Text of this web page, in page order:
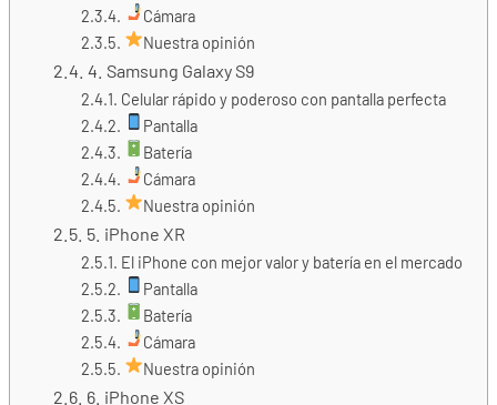
Cámara
Nuestra opinión
4. Samsung Galaxy S9
Celular rápido y poderoso con pantalla perfecta
Pantalla
Batería
Cámara
Nuestra opinión
5. iPhone XR
El iPhone con mejor valor y batería en el mercado
Pantalla
Batería
Cámara
Nuestra opinión
6. iPhone XS